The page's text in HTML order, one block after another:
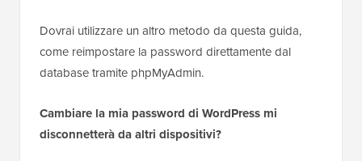
Dovrai utilizzare un altro metodo da questa guida,
come reimpostare la password direttamente dal
database tramite phpMyAdmin.
Cambiare la mia password di WordPress mi
disconnetterà da altri dispositivi?